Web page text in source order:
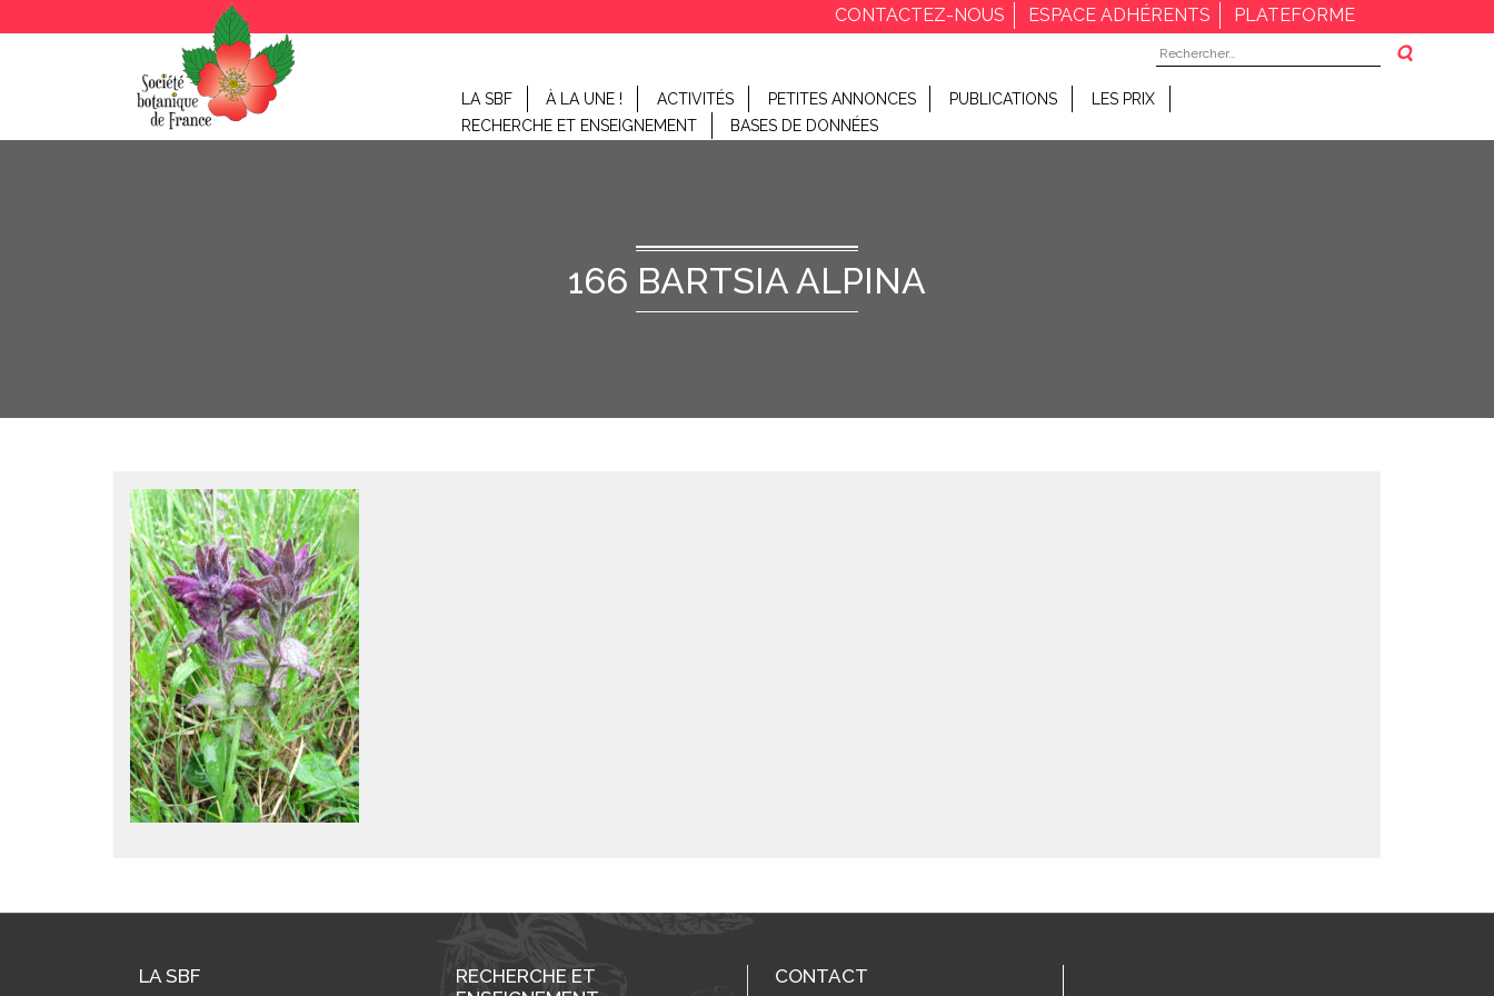
CONTACTEZ-NOUS ESPACE ADHÉRENTS
PLATEFORME
Rechercher :
LA SBF À LA UNE ! ACTIVITÉS PETITES ANNONCES PUBLICATIONS
LES PRIX
RECHERCHE ET ENSEIGNEMENT
BASES DE DONNÉES
166 BARTSIA ALPINA
LA SBF
RECHERCHE ET
CONTACT